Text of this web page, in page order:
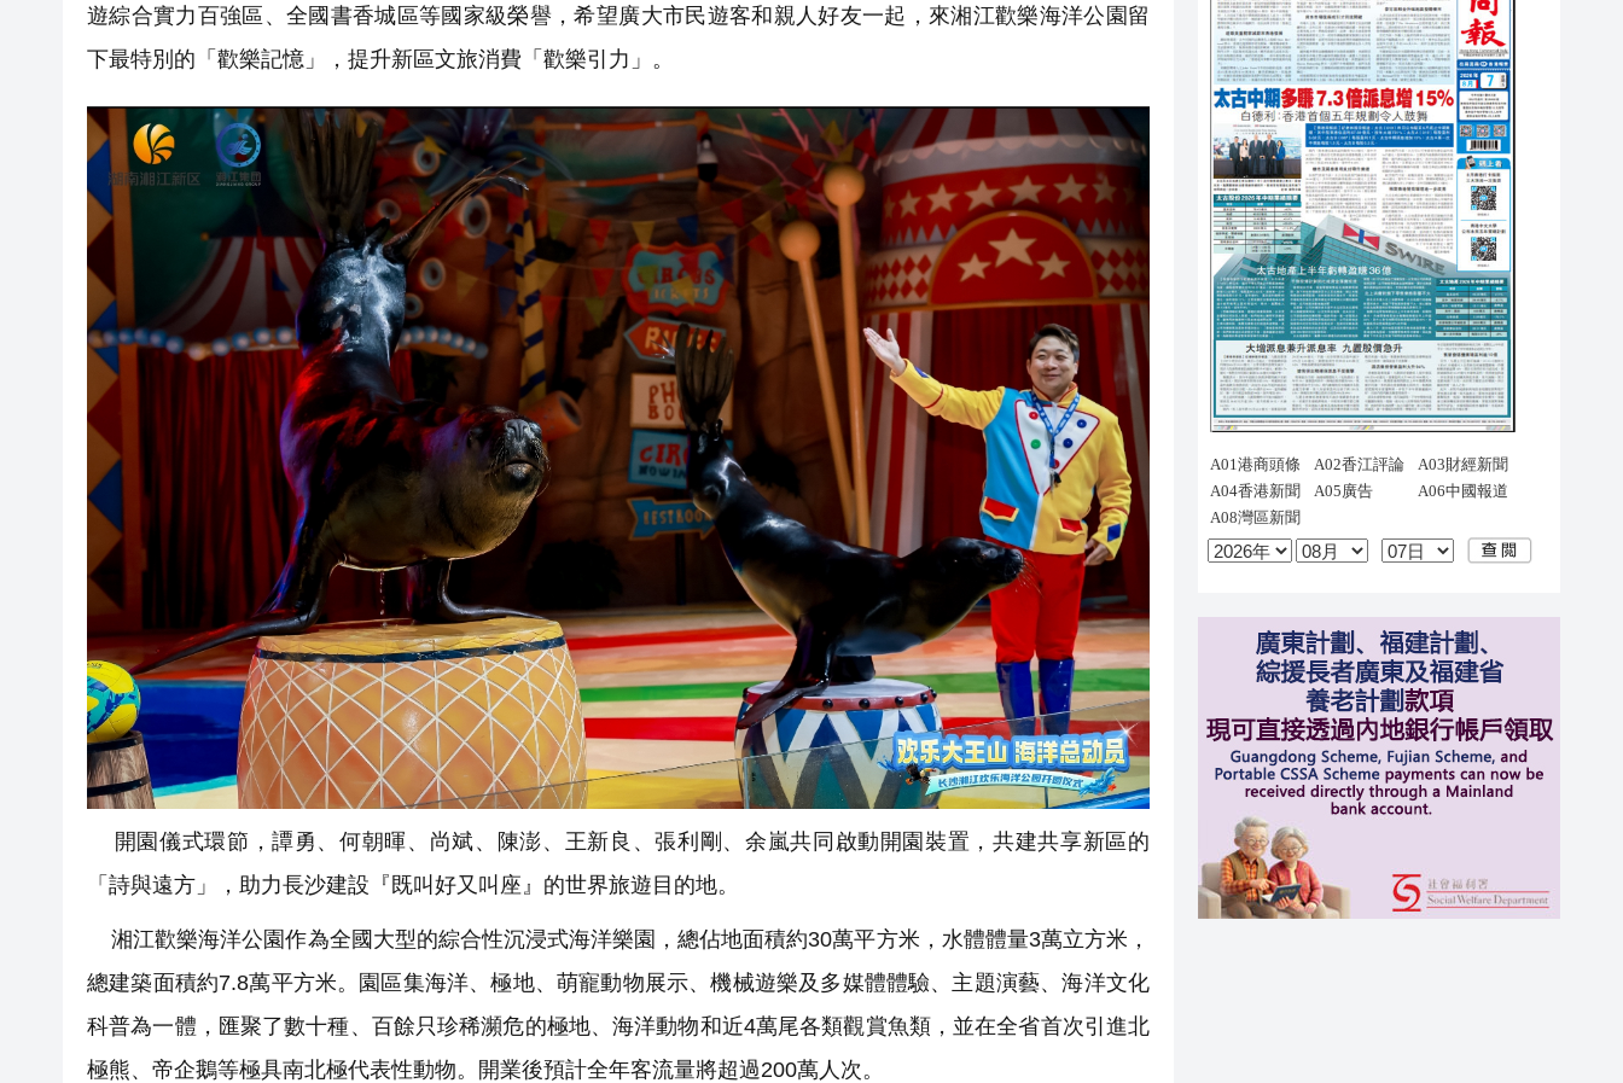
遊綜合實力百強區、全國書香城區等國家級榮譽，希望廣大市民遊客和親人好友一起，來湘江歡樂海洋公園留
下最特別的「歡樂記憶」，提升新區文旅消費「歡樂引力」。
開園儀式環節，譚勇、何朝暉、尚斌、陳澎、王新良、張利剛、余嵐共同啟動開園裝置，共建共享新區的
「詩與遠方」，助力長沙建設『既叫好又叫座』的世界旅遊目的地。
湘江歡樂海洋公園作為全國大型的綜合性沉浸式海洋樂園，總佔地面積約30萬平方米，水體體量3萬立方米，
總建築面積約7.8萬平方米。園區集海洋、極地、萌寵動物展示、機械遊樂及多媒體體驗、主題演藝、海洋文化
科普為一體，匯聚了數十種、百餘只珍稀瀕危的極地、海洋動物和近4萬尾各類觀賞魚類，並在全省首次引進北
極熊、帝企鵝等極具南北極代表性動物。開業後預計全年客流量將超過200萬人次。